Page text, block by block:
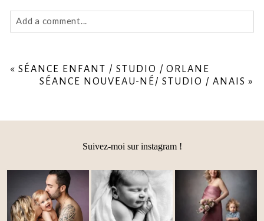
Add a comment...
are marked *
Post Comment
« SÉANCE ENFANT / STUDIO / ORLANE
SÉANCE NOUVEAU-NÉ/ STUDIO / ANAIS »
Suivez-moi sur instagram !